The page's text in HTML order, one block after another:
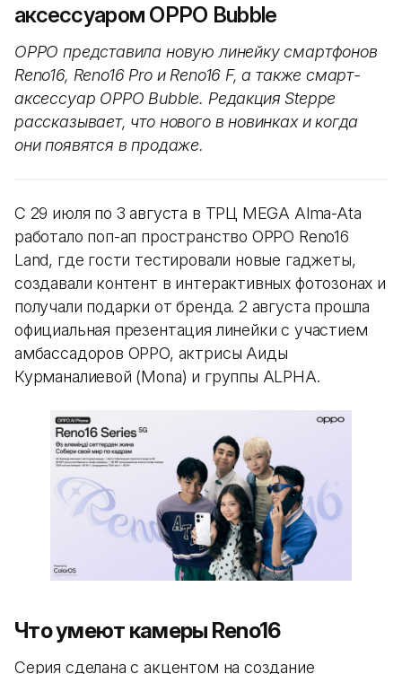
аксессуаром OPPO Bubble
OPPO представила новую линейку смартфонов
Reno16, Reno16 Pro и Reno16 F, а также смарт-
аксессуар OPPO Bubble. Редакция Steppe
рассказывает, что нового в новинках и когда
они появятся в продаже.
С 29 июля по 3 августа в ТРЦ MEGA Alma-Ata
работало поп-ап пространство OPPO Reno16
Land, где гости тестировали новые гаджеты,
создавали контент в интерактивных фотозонах и
получали подарки от бренда. 2 августа прошла
официальная презентация линейки с участием
амбассадоров OPPO, актрисы Аиды
Курманалиевой (Mona) и группы ALPHA.
Что умеют камеры Reno16
Серия сделана с акцентом на создание